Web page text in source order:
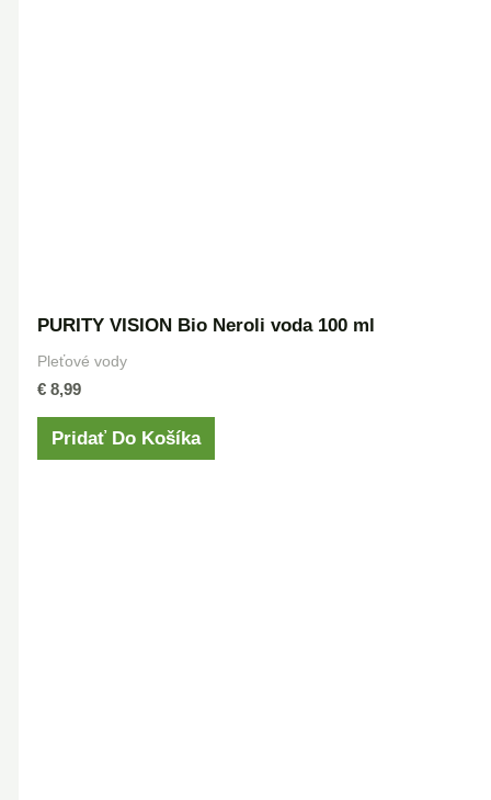
PURITY VISION Bio Neroli voda 100 ml
Pleťové vody
€ 8,99
Pridať Do Košíka